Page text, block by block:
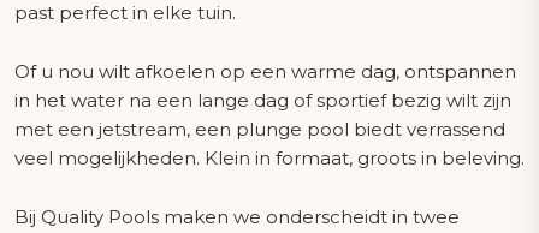
past perfect in elke tuin.
Of u nou wilt afkoelen op een warme dag, ontspannen
in het water na een lange dag of sportief bezig wilt zijn
met een jetstream, een plunge pool biedt verrassend
veel mogelijkheden. Klein in formaat, groots in beleving.
Bij Quality Pools maken we onderscheidt in twee